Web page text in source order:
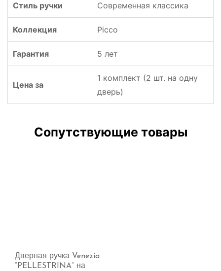
Стиль ручки Современная классика
Коллекция Picco
Гарантия 5 лет
Цена за
1 комплект (2 шт. на одну
дверь)
Сопутствующие товары
Дверная ручка Venezia
“PELLESTRINA” на